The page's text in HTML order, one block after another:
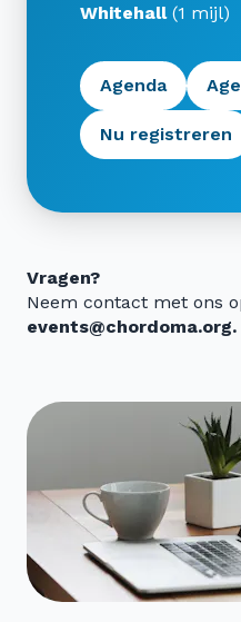
Whitehall(1 mijl)
Agenda
Nu registreren
Vragen?
Neem contact met ons
events@chordoma.org.